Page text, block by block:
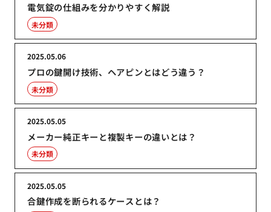
電気錠の仕組みを分かりやすく解説
未分類
プロの鍵開け技術、ヘアピンとはどう違う？
2025.05.06
未分類
メーカー純正キーと複製キーの違いとは？
2025.05.05
未分類
合鍵作成を断られるケースとは？
2025.05.05